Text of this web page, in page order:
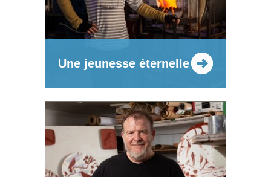
Une jeunesse éternelle